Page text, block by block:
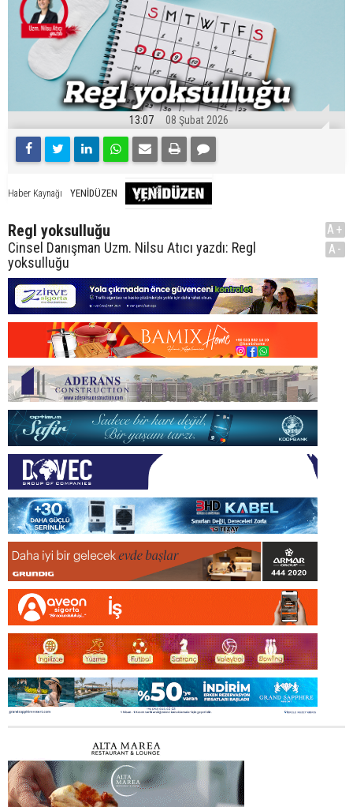
13:07 08 Şubat 2026
Haber Kaynağı YENİDÜZEN
Regl yoksulluğu
Cinsel Danışman Uzm. Nilsu Atıcı yazdı: Regl
yoksulluğu
A+
A-